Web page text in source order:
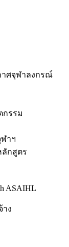
าศจุฬาลงกรณ์
กรรม
าฯ
กสูตร
ASAIHL
าง